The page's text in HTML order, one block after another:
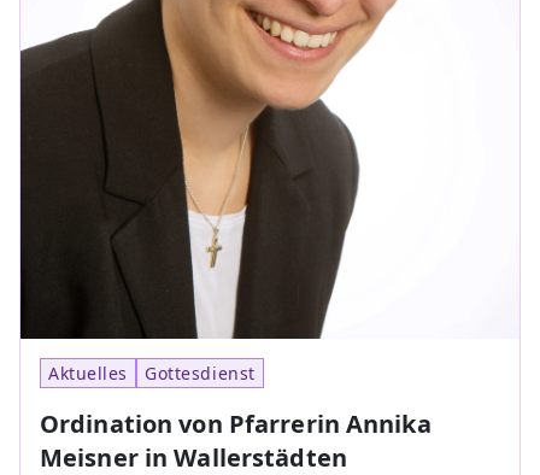
Aktuelles Gottesdienst
Ordination von Pfarrerin Annika
Meisner in Wallerstädten